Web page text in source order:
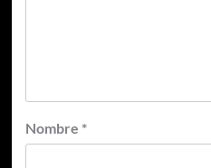
Nombre *